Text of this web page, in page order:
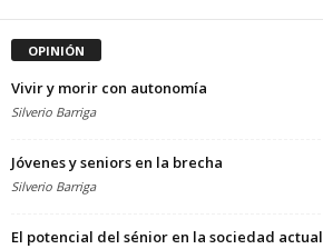
OPINIÓN
Vivir y morir con autonomía
Silverio Barriga
Jóvenes y seniors en la brecha
Silverio Barriga
El potencial del sénior en la sociedad actual